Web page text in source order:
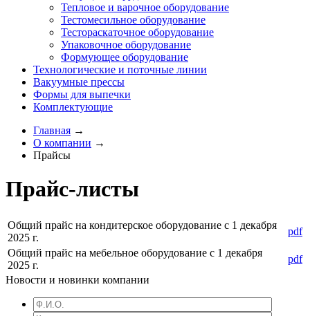
Тепловое и варочное оборудование
Тестомесильное оборудование
Тестораскаточное оборудование
Упаковочное оборудование
Формующее оборудование
Технологические и поточные линии
Вакуумные прессы
Формы для выпечки
Комплектующие
Главная →
О компании →
Прайсы
Прайс-листы
Общий прайс на кондитерское оборудование с 1 декабря
2025 г.
pdf
Общий прайс на мебельное оборудование с 1 декабря
2025 г.
pdf
Новости и новинки компании